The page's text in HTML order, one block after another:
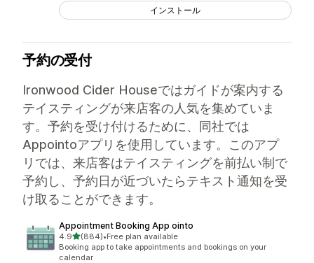
インストール
予約の受付
Ironwood Cider Houseではガイドが案内する
テイスティングが来店客の人気を集めていま
す。予約を受け付けるために、同社では
Appointoアプリを使用しています。このアプ
リでは、来店客はテイスティングを前払い制で
予約し、予約日が近づいたらテキスト通知を受
け取ることができます。
Appointment Booking App ointo
4.95つ星中
(884)
合計レビュー数：884件
•Free plan available
Booking app to take appointments and bookings on your
calendar